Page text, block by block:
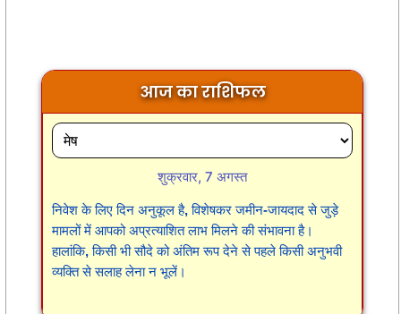
आज का राशिफल
शुक्रवार, 7 अगस्त
निवेश के लिए दिन अनुकूल है, विशेषकर जमीन-जायदाद से जुड़े
मामलों में आपको अप्रत्याशित लाभ मिलने की संभावना है।
हालांकि, किसी भी सौदे को अंतिम रूप देने से पहले किसी अनुभवी
व्यक्ति से सलाह लेना न भूलें।